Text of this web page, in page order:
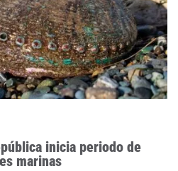
inicia periodo de
marinas